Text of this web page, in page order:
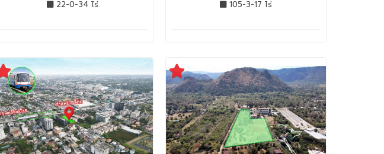
22-0-34 ไร่ 105-3-17 ไร่